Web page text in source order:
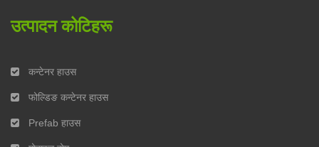
उत्पादन कोटिहरू
कन्टेनर हाउस
फोल्डिङ कन्टेनर हाउस
Prefab हाउस